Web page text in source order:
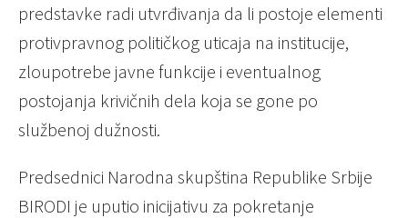
predstavke radi utvrđivanja da li postoje elementi
protivpravnog političkog uticaja na institucije,
zloupotrebe javne funkcije i eventualnog
postojanja krivičnih dela koja se gone po
službenoj dužnosti.
Predsednici Narodna skupština Republike Srbije
BIRODI je uputio inicijativu za pokretanje